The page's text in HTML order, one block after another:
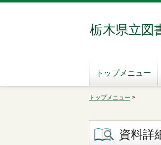
栃木県立図
トップメニュー
トップメニュー >
資料詳